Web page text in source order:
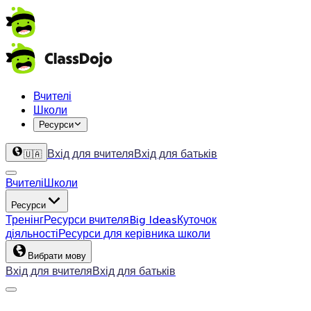
Вчителі
Школи
Ресурси
🇺🇦 Вхід для вчителяВхід для батьків
ВчителіШколи
Ресурси
ТренінгРесурси вчителяBig IdeasКуточок
діяльностіРесурси для керівника школи
Вибрати мову
Вхід для вчителяВхід для батьків